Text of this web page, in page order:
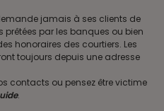
jamais à ses clients de
prêtées par les banques ou bien
honoraires des courtiers. Les
toujours depuis une adresse
contacts ou pensez être victime
.